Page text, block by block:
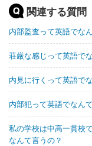
関連する質問
内部監査って英語でな
荘厳な感じって英語で
内見に行くって英語で
内部犯って英語でなん
私の学校は中高一貫校
なんて言うの？